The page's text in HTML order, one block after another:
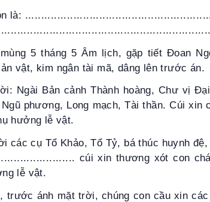
là:
5 tháng 5 Âm lịch, gặp tiết Đoan
vật, kim ngân tài mã, dâng lên trước án.
Ngài Bản cảnh Thành hoàng, Chư vị
Ngũ phương, Long mạch, Tài thần. Cúi
hưởng lễ vật.
các cụ Tổ Khảo, Tổ Tỷ, bá thúc huynh
cúi xin thương xót con
lễ vật.
trước ánh mặt trời, chúng con cầu xin